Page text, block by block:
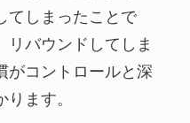
てしまったことで
リバウンドしてしま
がコントロールと深
ります。